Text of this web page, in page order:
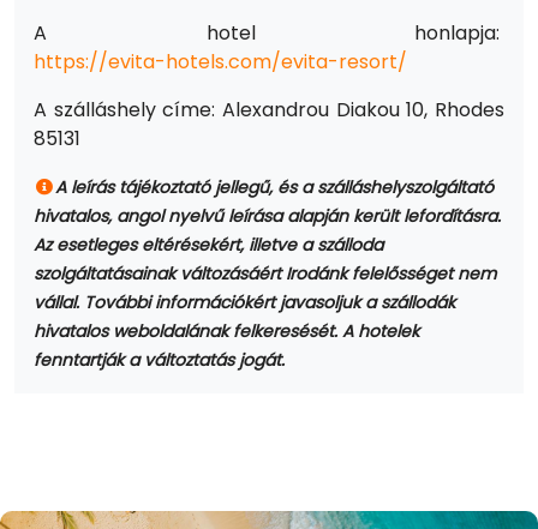
A hotel honlapja:
https://evita-hotels.com/evita-resort/
A szálláshely címe: Alexandrou Diakou 10, Rhodes
85131
A leírás tájékoztató jellegű, és a szálláshelyszolgáltató
hivatalos, angol nyelvű leírása alapján került lefordításra.
Az esetleges eltérésekért, illetve a szálloda
szolgáltatásainak változásáért Irodánk felelősséget nem
vállal. További információkért javasoljuk a szállodák
hivatalos weboldalának felkeresését. A hotelek
fenntartják a változtatás jogát.